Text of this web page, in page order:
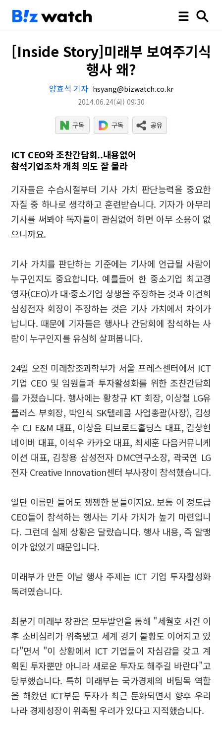
[Inside Story]미래부 보여주기식
행사 왜?
양효석 기자 hsyang@bizwatch.co.kr
2014.06.24(화) 09:30
ICT CEO와 조찬간담회..내용없어
참석기업조차 개최 의도 잘 몰라
기자들은 수습시절부터 기사 가치 판단능력을 중요한
자질 중 하나로 생각하고 훈련받습니다. 기자가 아무리
기사를 써봐야 독자들이 관심없어 하면 아무 소용이 없
으니까요.
기사 가치를 판단하는 기준에는 기사에 언급될 사람이
누구인지도 중요합니다. 예를들어 한 중소기업 최고경
영자(CEO)가 대·중소기업 상생을 주장하는 것과 이건희
삼성전자 회장이 주장하는 것은 기사 가치에서 차이가
납니다. 때문에 기자들은 행사나 간담회에 참석하는 사
람이 누구인지를 유심히 살펴봅니다.
24일 오전 미래창조과학부가 서울 프레스센터에서 ICT
기업 CEO 및 임원들과 투자활성화를 위한 조찬간담회
를 가졌습니다. 행사에는 황창규 KT 회장, 이상철 LG유
플러스 부회장, 박인식 SK텔레콤 사업총괄(사장), 김성
수 CJ E&M 대표, 이상윤 티브로드홀딩스 대표, 김상헌
네이버 대표, 이석우 카카오 대표, 최세훈 다음커뮤니케
이션 대표, 김창용 삼성전자 DMC연구소장, 곽국연 LG
전자 Creative Innovation센터 부사장이 참석했습니다.
일단 이름만 들어도 쟁쟁한 분들이지요. 보통 이 정도급
CEO들이 참석하는 행사는 기사 가치가 높기 마련입니
다. 그런데 실제 상황은 달랐습니다. 행사 내용, 즉 알맹
이가 없었기 때문입니다.
미래부가 만든 이날 행사 주제는 ICT 기업 투자활성화
독려였습니다.
최문기 미래부 장관은 모두발언을 통해 "세월호 사건 이
후 소비심리가 위축됐고 세계 경기 불황도 이어지고 있
다"면서 "이 상황에서 ICT 기업들이 자심감을 갖고 계
획된 투자뿐만 아니라 새로운 투자도 해주길 바란다"고
당부했습니다. 특히 미래부는 국가경제의 버팀목 역할
을 해왔던 ICT부문 투자가 최근 둔화되면서 향후 우리
나라 경제성장이 위축될 우려가 있다고 지적했습니다.